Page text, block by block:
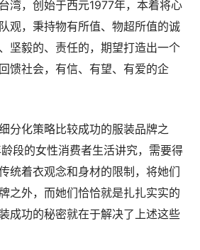
湾，创始于西元1977年，本着将心
观，秉持物有所值、物超所值的诚
坚毅的、责任的，期望打造出一个
馈社会，有信、有望、有爱的企
分化策略比较成功的服装品牌之
段的女性消费者生活讲究，需要得
统着衣观念和身材的限制，将她们
之外，而她们恰恰就是扎扎实实的
成功的秘密就在于解决了上述这些